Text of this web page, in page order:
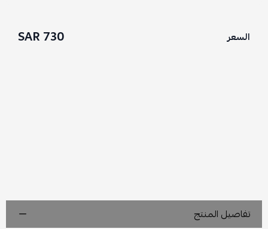
السعر 730 SAR
تفاصيل المنتج